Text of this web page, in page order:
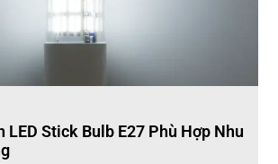
LED Stick Bulb E27 Phù Hợp Nhu